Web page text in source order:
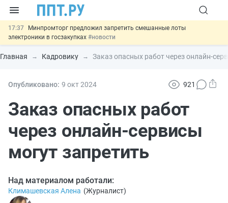
17:37
Минпромторг предложил запретить смешанные лоты
электроники в госзакупках #новости
17:13 Подписан указ об отмене спецрежима для вкладов физлиц из
недружественных стран
#новости
15:51 МВД запускает автоматическое аннулирование патента
13:48
Обеспечительный платёж СПОТ могут заменить
банковской гарантией
#новости
Главная Кадровику Заказ опасных работ через онлайн-
Опубликовано: 9 окт2024 921
Заказ опасных работ
через онлайн-сервисы
могут запретить
Над материалом работали:
Климашевская Алена (Журналист)